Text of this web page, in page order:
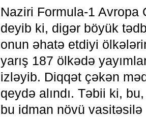
Naziri Formula-1 Avropa
deyib ki, digər böyük
onun əhatə etdiyi
yarış 187 ölkədə
izləyib. Diqqət çəkən
qeydə alındı. Təbii ki,
bu idman növü